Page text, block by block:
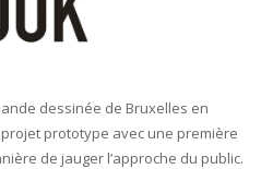
dessinée de Bruxelles en
prototype avec une première
de jauger l’approche du public.